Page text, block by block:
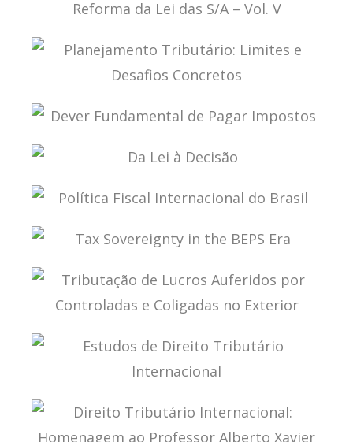
DIREITO TRIBUTÁRIO, SOCIETÁRIO E A REFORMA
DA LEI DAS S/A – VOL. V
PLANEJAMENTO TRIBUTÁRIO: LIMITES E
DESAFIOS CONCRETOS
DEVER FUNDAMENTAL DE PAGAR IMPOSTOS
DA LEI À DECISÃO
POLÍTICA FISCAL INTERNACIONAL DO BRASIL
TAX SOVEREIGNTY IN THE BEPS ERA
TRIBUTAÇÃO DE LUCROS AUFERIDOS POR
CONTROLADAS E COLIGADAS NO EXTERIOR
ESTUDOS DE DIREITO TRIBUTÁRIO
INTERNACIONAL